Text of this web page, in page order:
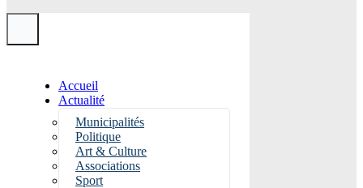
Accueil
Actualité
Municipalités
Politique
Art & Culture
Associations
Sport